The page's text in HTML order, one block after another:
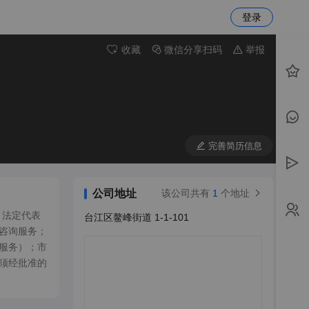
登录
收藏 微信分享扫码 举报
完善简历信息
定代表
询服务；
务）；市
经批准的
公司地址 该公司共有 1 个地址
台江区鳌峰街道 1-1-101